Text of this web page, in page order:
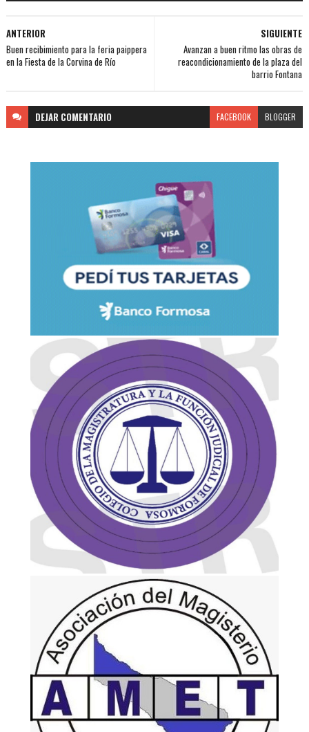
SIGUIENTE
Avanzan a buen ritmo las obras de
reacondicionamiento de la plaza del
barrio Fontana
ANTERIOR
Buen recibimiento para la feria paippera
en la Fiesta de la Corvina de Río
DEJAR COMENTARIO FACEBOOK BLOGGER